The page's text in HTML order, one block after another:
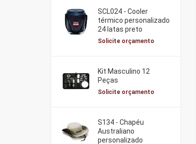
SCL024 - Cooler
térmico personalizado
24 latas preto
Solicite orçamento
Kit Masculino 12
Peças
Solicite orçamento
S134 - Chapéu
Australiano
personalizado